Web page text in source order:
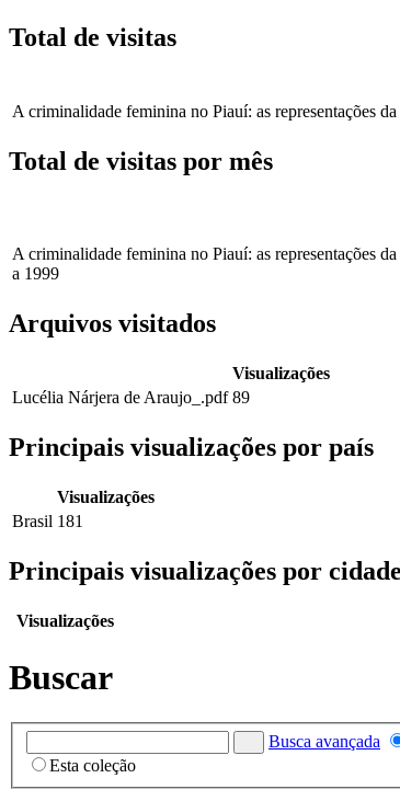
Total de visitas
A criminalidade feminina no Piauí: as representações
Total de visitas por mês
A criminalidade feminina no Piauí: as representações
a 1999
Arquivos visitados
Visualizações
Lucélia Nárjera de Araujo_.pdf 89
Principais visualizações por país
Visualizações
Brasil 181
Principais visualizações por cidade
Visualizações
Buscar
Busca avançada
Esta coleção